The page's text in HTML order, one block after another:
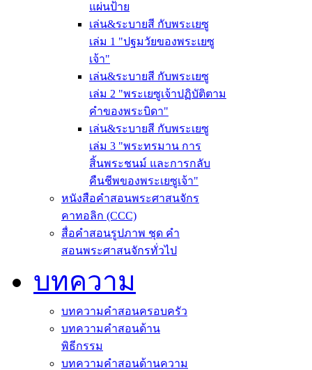
แผ่นป้าย
เล่น&ระบายสี กับพระเยซู
เล่ม 1 "ปฐมวัยของพระเยซู
เจ้า"
เล่น&ระบายสี กับพระเยซู
เล่ม 2 "พระเยซูเจ้าปฏิบัติตาม
คำของพระบิดา"
เล่น&ระบายสี กับพระเยซู
เล่ม 3 "พระทรมาน การ
สิ้นพระชนม์ และการกลับ
คืนชีพของพระเยซูเจ้า"
หนังสือคำสอนพระศาสนจักร
คาทอลิก (CCC)
สื่อคำสอนรูปภาพ ชุด คำ
สอนพระศาสนจักรทั่วไป
บทความ
บทความคำสอนครอบครัว
บทความคำสอนด้าน
พิธีกรรม
บทความคำสอนด้านความ